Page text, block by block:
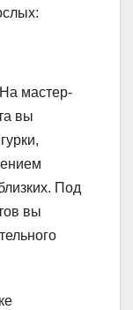
мастер-
вы
Под
вы